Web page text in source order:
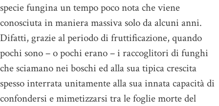
specie fungina un tempo poco nota che viene
conosciuta in maniera massiva solo da alcuni anni.
Difatti, grazie al periodo di fruttificazione, quando
pochi sono – o pochi erano – i raccoglitori di funghi
che sciamano nei boschi ed alla sua tipica crescita
spesso interrata unitamente alla sua innata capacità di
confondersi e mimetizzarsi tra le foglie morte del